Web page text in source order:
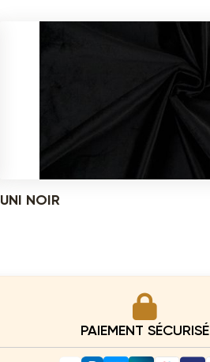
UNI NOIR
PAIEMENT SÉCURISÉ